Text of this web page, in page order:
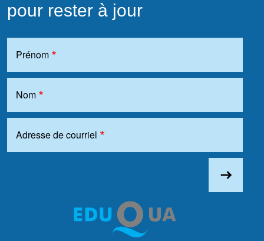
pour rester à jour
Adresse de courriel
Nom
Prénom
east